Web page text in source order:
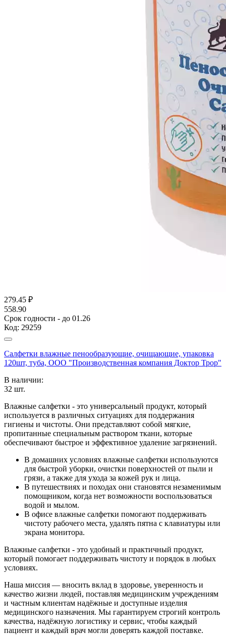
279.45 ₽
558.90
Срок годности - до 01.26
Код: 29259
Салфетки влажные пенообразующие, очищающие, упаковка
120шт, туба, ООО "Производственная компания Доктор Трор"
В наличии:
32 шт.
Влажные салфетки - это универсальный продукт, который
используется в различных ситуациях для поддержания
гигиены и чистоты. Они представляют собой мягкие,
пропитанные специальным раствором ткани, которые
обеспечивают быстрое и эффективное удаление загрязнений.
В домашних условиях влажные салфетки используются
для быстрой уборки, очистки поверхностей от пыли и
грязи, а также для ухода за кожей рук и лица.
В путешествиях и походах они становятся незаменимым
помощником, когда нет возможности воспользоваться
водой и мылом.
В офисе влажные салфетки помогают поддерживать
чистоту рабочего места, удалять пятна с клавиатуры или
экрана монитора.
Влажные салфетки - это удобный и практичный продукт,
который помогает поддерживать чистоту и порядок в любых
условиях.
Наша миссия — вносить вклад в здоровье, уверенность и
качество жизни людей, поставляя медицинским учреждениям
и частным клиентам надёжные и доступные изделия
медицинского назначения. Мы гарантируем строгий контроль
качества, надёжную логистику и сервис, чтобы каждый
пациент и каждый врач могли доверять каждой поставке.